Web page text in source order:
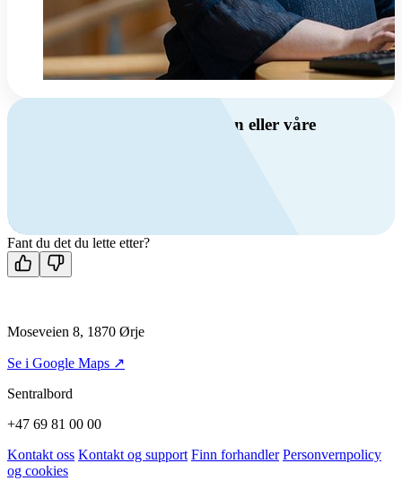
Har du spørsmål om ventilasjon eller våre
Kontakt oss
Fant du det du lette etter?
Moseveien 8, 1870 Ørje
Se i Google Maps ↗
Sentralbord
+47 69 81 00 00
Kontakt oss Kontakt og support Finn forhandler Personvernpolicy
og cookies